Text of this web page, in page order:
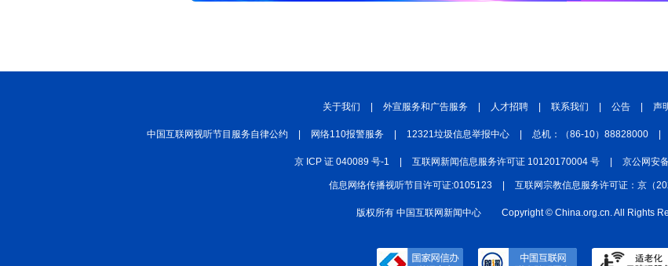
关于我们 外宣服务和广告服务 人才招聘 联系我们 公告 声
中国互联网视听节目服务自律公约 网络110报警服务 12321垃圾信息举报中心 总机：（86-10）88828000
京 ICP 证 040089 号-1 互联网新闻信息服务许可证 10120170004 号 京公网安
信息网络传播视听节目许可证:0105123 互联网宗教信息服务许可证：京（
版权所有 中国互联网新闻中心 Copyright © China.org.cn. All Rights